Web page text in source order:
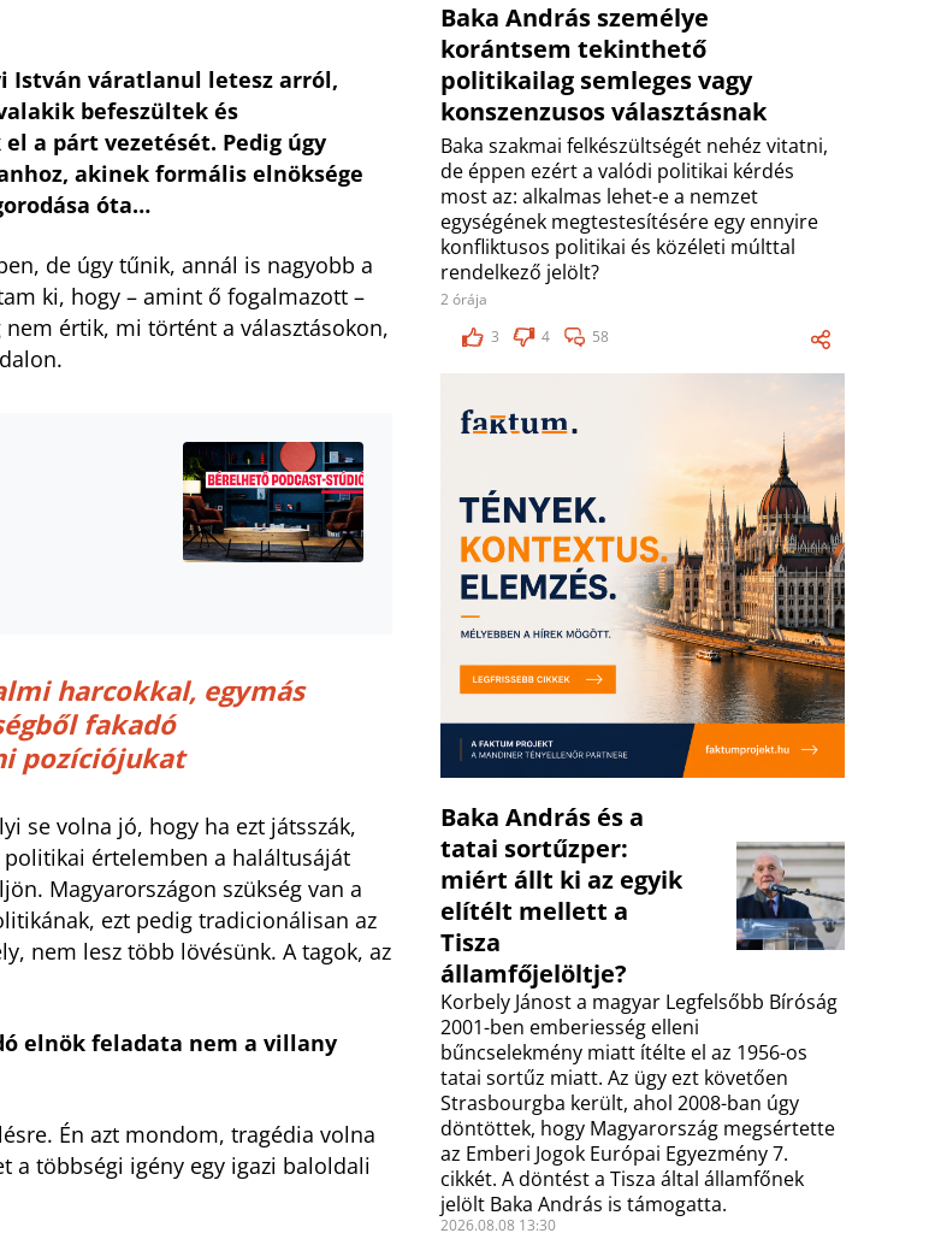
István váratlanul letesz arról,
befeszültek és
a párt vezetését. Pedig úgy
akinek formális elnöksége
óta…
de úgy tűnik, annál is nagyobb a
ki, hogy – amint ő fogalmazott –
értik, mi történt a választásokon,
harcokkal, egymás
fakadó
pozíciójukat
se volna jó, hogy ha ezt játsszák,
politikai értelemben a haláltusáját
Magyarországon szükség van a
ezt pedig tradicionálisan az
nem lesz több lövésünk. A tagok, az
elnök feladata nem a villany
Én azt mondom, tragédia volna
a többségi igény egy igazi baloldali
Baka András személye
korántsem tekinthető
politikailag semleges vagy
konszenzusos választásnak
Baka szakmai felkészültségét nehéz vitatni,
de éppen ezért a valódi politikai kérdés
most az: alkalmas lehet-e a nemzet
egységének megtestesítésére egy ennyire
konfliktusos politikai és közéleti múlttal
rendelkező jelölt?
2 órája
3
4 58
Baka András és a
tatai sortűzper:
miért állt ki az egyik
elítélt mellett a
Tisza
államfőjelöltje?
Korbely Jánost a magyar Legfelsőbb Bíróság
2001-ben emberiesség elleni
bűncselekmény miatt ítélte el az 1956-os
tatai sortűz miatt. Az ügy ezt követően
Strasbourgba került, ahol 2008-ban úgy
döntöttek, hogy Magyarország megsértette
az Emberi Jogok Európai Egyezmény 7.
cikkét. A döntést a Tisza által államfőnek
jelölt Baka András is támogatta.
2026.08.08 13:30